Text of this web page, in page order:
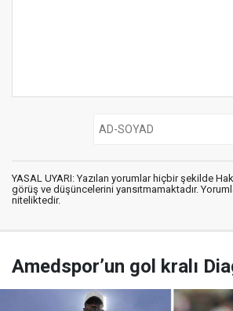
YASAL UYARI: Yazılan yorumlar hiçbir şekilde
görüş ve düşüncelerini yansıtmamaktadır.
niteliktedir.
Amedspor’un gol kralı